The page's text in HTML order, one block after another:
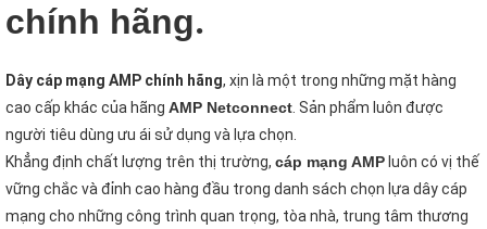
chính hãng.
Dây cáp mạng AMP chính hãng, xịn là một trong những mặt hàng
cao cấp khác của hãng AMP Netconnect . Sản phẩm luôn được
người tiêu dùng ưu ái sử dụng và lựa chọn.
Khẳng định chất lượng trên thị trường, cáp mạng AMP luôn có vị thế
vững chắc và đỉnh cao hàng đầu trong danh sách chọn lựa dây cáp
mạng cho những công trình quan trọng, tòa nhà, trung tâm thương